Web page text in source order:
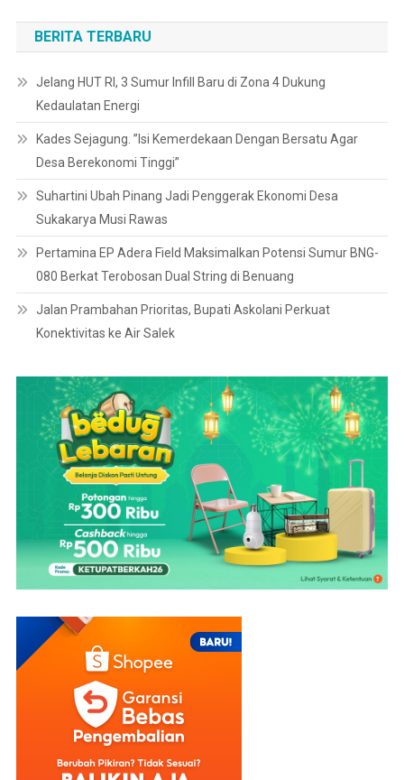
BERITA TERBARU
Jelang HUT RI, 3 Sumur Infill Baru di Zona 4 Dukung
Kedaulatan Energi
Kades Sejagung. ”Isi Kemerdekaan Dengan Bersatu Agar
Desa Berekonomi Tinggi”
Suhartini Ubah Pinang Jadi Penggerak Ekonomi Desa
Sukakarya Musi Rawas
Pertamina EP Adera Field Maksimalkan Potensi Sumur BNG-
080 Berkat Terobosan Dual String di Benuang
Jalan Prambahan Prioritas, Bupati Askolani Perkuat
Konektivitas ke Air Salek